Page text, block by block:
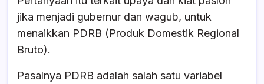
jika menjadi gubernur dan wagub, untuk
menaikkan PDRB (Produk Domestik Regional
Bruto).
Pasalnya PDRB adalah salah satu variabel